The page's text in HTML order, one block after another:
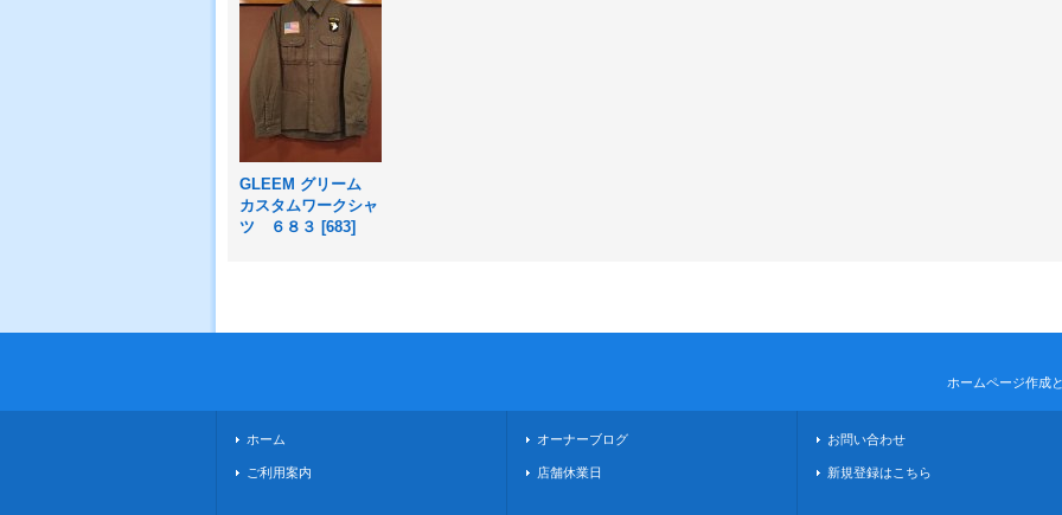
GLEEM グリーム
カスタムワークシャ
ツ ６８３ [683]
ホームページ作成
ホーム
ご利用案内
オーナーブログ
店舗休業日
お問い合わせ
新規登録はこちら